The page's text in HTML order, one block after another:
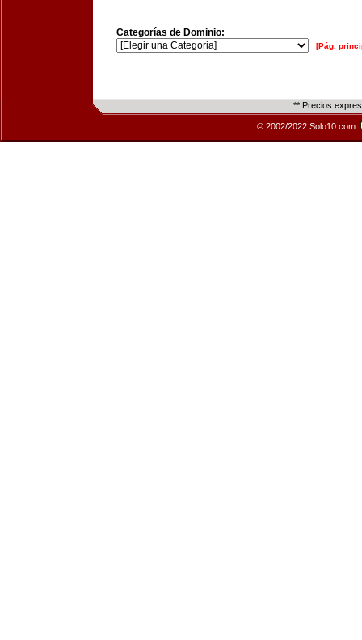
Categorías de Dominio:
[Pág.
** Precios
© 2002/2022 Solo10.com